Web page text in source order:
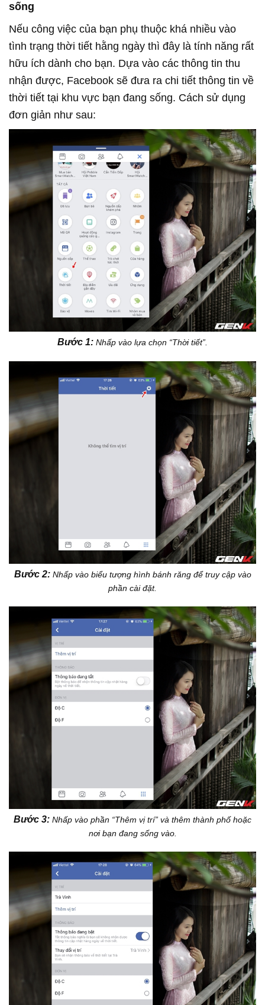
sống
Nếu công việc của bạn phụ thuộc khá nhiều vào
tình trạng thời tiết hằng ngày thì đây là tính năng rất
hữu ích dành cho bạn. Dựa vào các thông tin thu
nhận được, Facebook sẽ đưa ra chi tiết thông tin về
thời tiết tại khu vực bạn đang sống. Cách sử dụng
đơn giản như sau:
Bước 1: Nhấp vào lựa chọn “Thời tiết”.
Bước 2:Nhấp vào biểu tượng hình bánh răng để truy cập vào
phần cài đặt.
Bước 3: Nhấp vào phần “Thêm vị trí” và thêm thành phố hoặc
nơi bạn đang sống vào.